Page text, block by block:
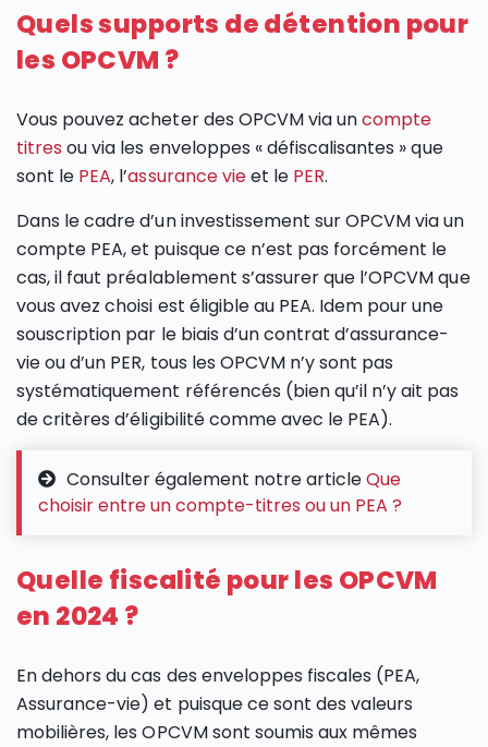
Quels supports de détention pour
les OPCVM ?
Vous pouvez acheter des OPCVM via uncompte
titres ou via les enveloppes « défiscalisantes » que
sont le PEA, l’assurance vieet le PER.
Dans le cadre d’un investissement sur OPCVM via un
compte PEA, et puisque ce n’est pas forcément le
cas, il faut préalablement s’assurer que l’OPCVM que
vous avez choisi est éligible au PEA. Idem pour une
souscription par le biais d’un contrat d’assurance-
vie ou d’un PER, tous les OPCVM n’y sont pas
systématiquement référencés (bien qu’il n’y ait pas
de critères d’éligibilité comme avec le PEA).
Consulter également notre articleQue
choisir entre un compte-titres ou un PEA ?
Quelle fiscalité pour les OPCVM
en 2024 ?
En dehors du cas des enveloppes fiscales (PEA,
Assurance-vie) et puisque ce sont des valeurs
mobilières, les OPCVM sont soumis aux mêmes